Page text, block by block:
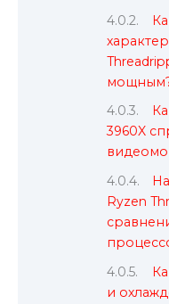
3960X
Ryzen
и